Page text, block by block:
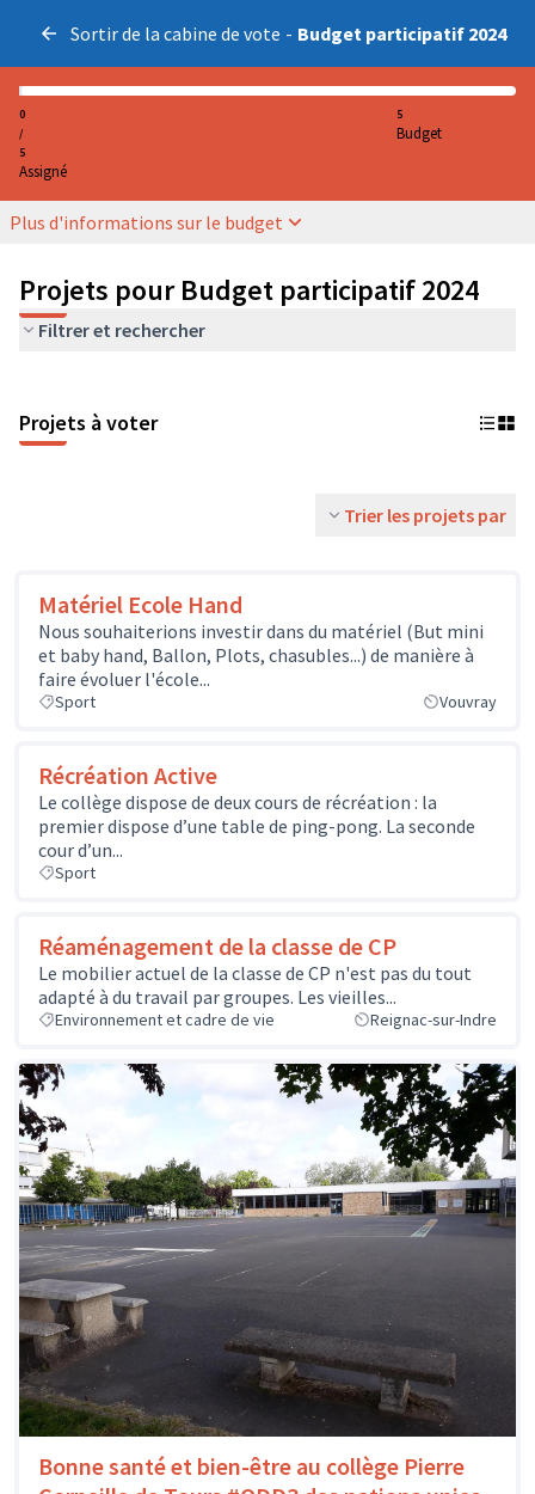
Sortir de la cabine de vote - Budget participatif 2024
0
/
5
Assigné
5
Budget
Plus d'informations sur le budget
Projets pour Budget participatif 2024
Filtrer et rechercher
Projets à voter
Trier les projets par
Matériel Ecole Hand
Nous souhaiterions investir dans du matériel (But mini
et baby hand, Ballon, Plots, chasubles...) de manière à
faire évoluer l'école...
Sport Vouvray
Récréation Active
Le collège dispose de deux cours de récréation : la
premier dispose d’une table de ping-pong. La seconde
cour d’un...
Sport
Réaménagement de la classe de CP
Le mobilier actuel de la classe de CP n'est pas du tout
adapté à du travail par groupes. Les vieilles...
Environnement et cadre de vie Reignac-sur-Indre
Bonne santé et bien-être au collège Pierre